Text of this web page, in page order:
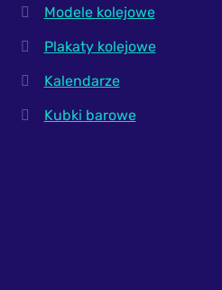
Modele kolejowe
Plakaty kolejowe
Kalendarze
Kubki barowe